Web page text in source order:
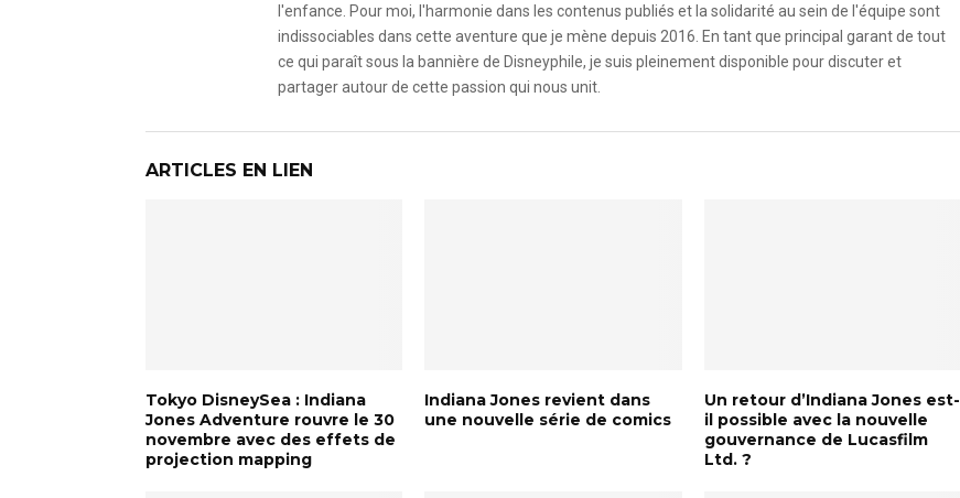
l'enfance. Pour moi, l'harmonie dans les contenus publiés et la solidarité au sein de l'équipe sont
indissociables dans cette aventure que je mène depuis 2016. En tant que principal garant de tout
ce qui paraît sous la bannière de Disneyphile, je suis pleinement disponible pour discuter et
partager autour de cette passion qui nous unit.
ARTICLES EN LIEN
Tokyo DisneySea : Indiana
Jones Adventure rouvre le 30
novembre avec des effets de
projection mapping
Indiana Jones revient dans
une nouvelle série de comics
Un retour d’Indiana Jones est-
il possible avec la nouvelle
gouvernance de Lucasfilm
Ltd. ?